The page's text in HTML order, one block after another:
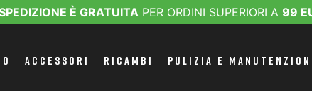
È GRATUITAPER ORDINI SUPERIORI A 99
ACCESSORI RICAMBI PULIZIA E